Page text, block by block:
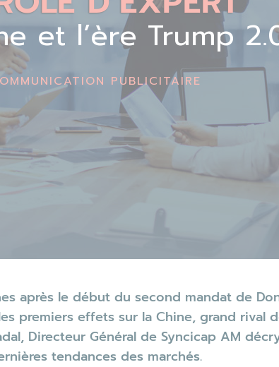
et l’ère Trump
PUBLICITAIRE
après le début du second mandat de
premiers effets sur la Chine, grand rival
Directeur Général de Syncicap AM
tendances des marchés.